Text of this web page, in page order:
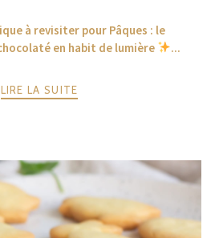
à revisiter pour Pâques : le
en habit de lumière
...
LIRE LA SUITE